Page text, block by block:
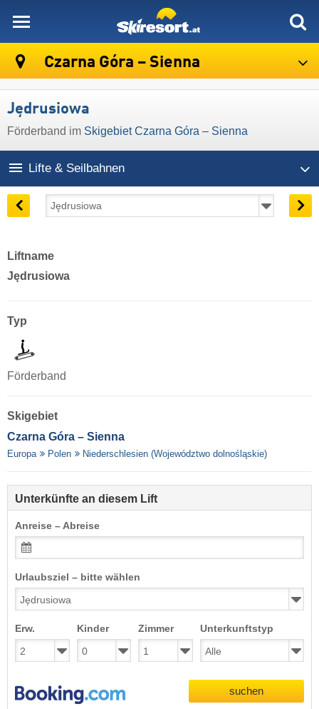
Czarna Góra – Sienna
Jędrusiowa
Förderband im Skigebiet Czarna Góra – Sienna
Lifte & Seilbahnen
Liftname
Jędrusiowa
Typ
Förderband
Skigebiet
Czarna Góra – Sienna
Europa Polen Niederschlesien (Województwo dolnośląskie)
Unterkünfte an diesem Lift
Anreise – Abreise
Urlaubsziel – bitte wählen
Erw. Kinder Zimmer Unterkunftstyp
suchen